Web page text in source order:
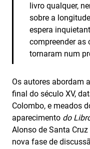
livro qualquer,
sobre a
espera
compreender as
tornaram num
Os autores abordam
final do século XV,
Colombo, e meados
aparecimento do
Alonso de Santa
nova fase de